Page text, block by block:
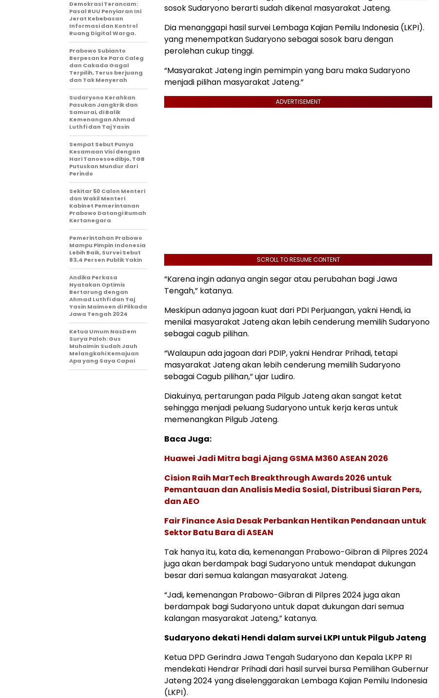
sosok Sudaryono berarti sudah dikenal masyarakat Jateng.
Dia menanggapi hasil survei Lembaga Kajian Pemilu Indonesia (LKPI).
yang menempatkan Sudaryono sebagai sosok baru dengan
perolehan cukup tinggi.
“Masyarakat Jateng ingin pemimpin yang baru maka Sudaryono
menjadi pilihan masyarakat Jateng.”
ADVERTISEMENT
SCROLL TO RESUME CONTENT
“Karena ingin adanya angin segar atau perubahan bagi Jawa
Tengah,” katanya.
Meskipun adanya jagoan kuat dari PDI Perjuangan, yakni Hendi, ia
menilai masyarakat Jateng akan lebih cenderung memilih Sudaryono
sebagai cagub pilihan.
“Walaupun ada jagoan dari PDIP, yakni Hendrar Prihadi, tetapi
masyarakat Jateng akan lebih cenderung memilih Sudaryono
sebagai Cagub pilihan,” ujar Ludiro.
Diakuinya, pertarungan pada Pilgub Jateng akan sangat ketat
sehingga menjadi peluang Sudaryono untuk kerja keras untuk
memenangkan Pilgub Jateng.
Baca Juga:
Huawei Jadi Mitra bagi Ajang GSMA M360 ASEAN 2026
Cision Raih MarTech Breakthrough Awards 2026 untuk
Pemantauan dan Analisis Media Sosial, Distribusi Siaran Pers,
dan AEO
Fair Finance Asia Desak Perbankan Hentikan Pendanaan untuk
Sektor Batu Bara di ASEAN
Tak hanya itu, kata dia, kemenangan Prabowo-Gibran di Pilpres 2024
juga akan berdampak bagi Sudaryono untuk mendapat dukungan
besar dari semua kalangan masyarakat Jateng.
“Jadi, kemenangan Prabowo-Gibran di Pilpres 2024 juga akan
berdampak bagi Sudaryono untuk dapat dukungan dari semua
kalangan masyarakat Jateng,” katanya.
Sudaryono dekati Hendi dalam survei LKPI untuk Pilgub Jateng
Ketua DPD Gerindra Jawa Tengah Sudaryono dan Kepala LKPP RI
mendekati Hendrar Prihadi dari hasil survei bursa Pemilihan Gubernur
Jateng 2024 yang diselenggarakan Lembaga Kajian Pemilu Indonesia
(LKPI).
Demokrasi Terancam:
Pasal RUU Penyiaran Ini
Jerat Kebebasan
Informasi dan Kontrol
Ruang Digital Warga.
Prabowo Subianto
Berpesan ke Para Caleg
dan Cakada Gagal
Terpilih, Terus berjuang
dan Tak Menyerah
Sudaryono Kerahkan
Pasukan Jangkrik dan
Samurai, di Balik
Kemenangan Ahmad
Luthfi dan Taj Yasin
Sempat Sebut Punya
Kesamaan Visi dengan
Hari Tanoesoedibjo, TGB
Putuskan Mundur dari
Perindo
Sekitar 50 Calon Menteri
dan Wakil Menteri
Kabinet Pemerintanan
Prabowo Datangi Rumah
Kertanegara
Pemerintahan Prabowo
Mampu Pimpin Indonesia
Lebih Baik, Survei Sebut
83,4 Persen Publik Yakin
Andika Perkasa
Nyatakan Optimis
Bertarung dengan
Ahmad Luthfi dan Taj
Yasin Maimoen di Pilkada
Jawa Tengah 2024
Ketua Umum NasDem
Surya Paloh: Gus
Muhaimin Sudah Jauh
Melangkahi Kemajuan
Apa yang Saya Capai